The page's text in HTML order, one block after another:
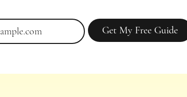
Get My Free Guide